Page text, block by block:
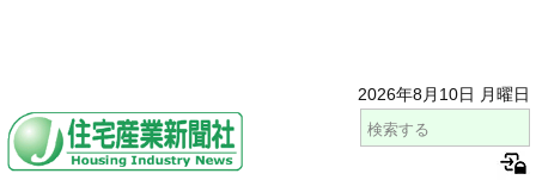
2026年8月10日 月曜日